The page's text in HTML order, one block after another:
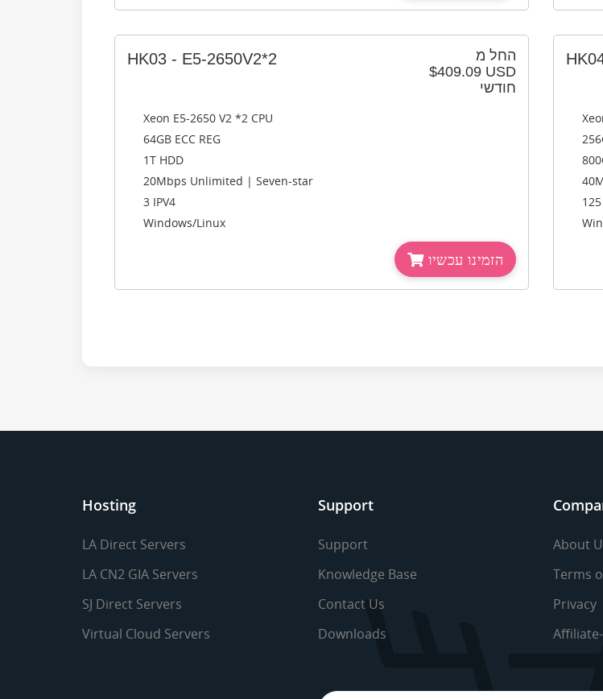
החל מ
$409.09 USD
חודשי
HK03 - E5-2650V2*2
Xeon E5-2650 V2 *2 CPU
64GB ECC REG
1T HDD
20Mbps Unlimited | Seven-star
3 IPV4
Windows/Linux
הזמינו עכשיו
Hosting
LA Direct Servers
LA CN2 GIA Servers
SJ Direct Servers
Virtual Cloud Servers
Support
Support
Knowledge Base
Contact Us
Downloads
About
Terms
Privacy